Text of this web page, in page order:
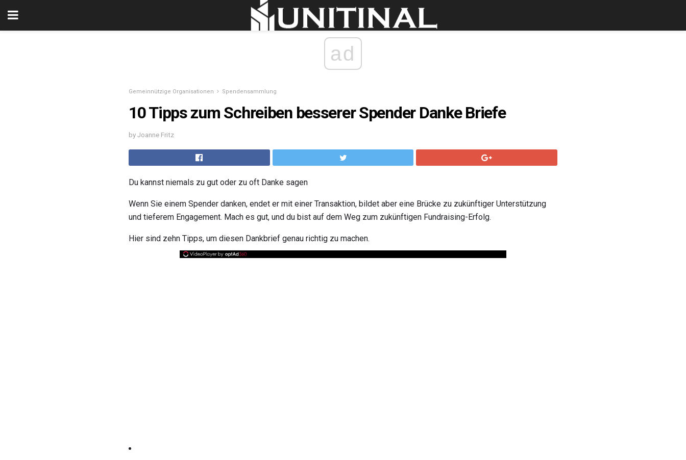
ad
Gemeinnützige Organisationen Spendensammlung
10 Tipps zum Schreiben besserer Spender Danke Briefe
by Joanne Fritz
Du kannst niemals zu gut oder zu oft Danke sagen
Wenn Sie einem Spender danken, endet er mit einer Transaktion, bildet aber eine Brücke zu zukünftiger Unterstützung
und tieferem Engagement. Mach es gut, und du bist auf dem Weg zum zukünftigen Fundraising-Erfolg.
Hier sind zehn Tipps, um diesen Dankbrief genau richtig zu machen.